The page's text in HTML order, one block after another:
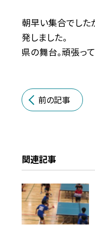
朝早い集合でした
発しました。
県の舞台。頑張っ
前の記事
関連記事